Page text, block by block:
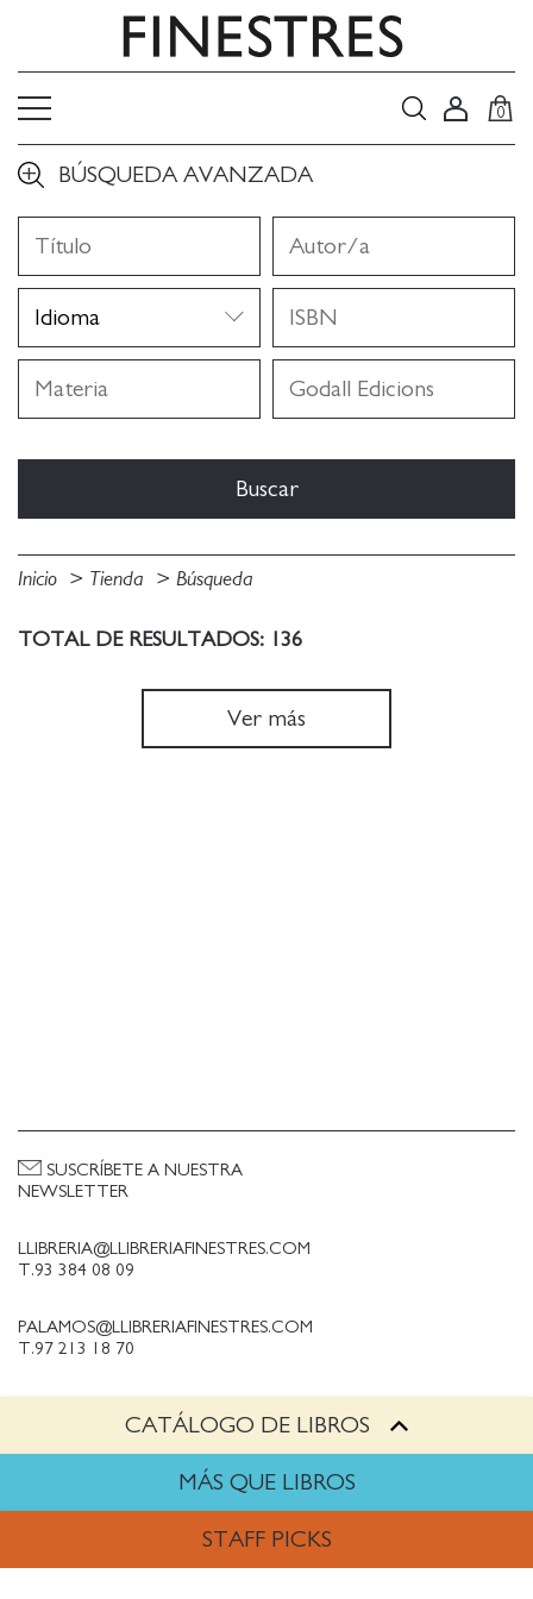
0
BÚSQUEDA AVANZADA
Inicio Tienda Búsqueda
TOTAL DE RESULTADOS: 136
CATÁLOGO DE LIBROS
MÁS QUE LIBROS
STAFF PICKS
Ver más
LLIBRERIA@LLIBRERIAFINESTRES.COM
T.93 384 08 09
PALAMOS@LLIBRERIAFINESTRES.COM
T.97 213 18 70
PALESTINA@LLIBRERIAFINESTRES.COM
TRABAJA CON NOSOTROS
SUSCRÍBETE A NUESTRA
NEWSLETTER